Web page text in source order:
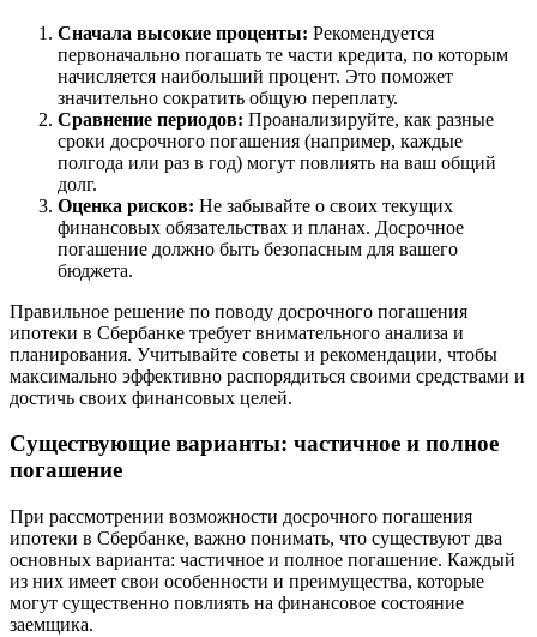
Сначала высокие проценты: Рекомендуется
первоначально погашать те части кредита, по которым
начисляется наибольший процент. Это поможет
значительно сократить общую переплату.
Сравнение периодов: Проанализируйте, как разные
сроки досрочного погашения (например, каждые
полгода или раз в год) могут повлиять на ваш общий
долг.
Оценка рисков: Не забывайте о своих текущих
финансовых обязательствах и планах. Досрочное
погашение должно быть безопасным для вашего
бюджета.
Правильное решение по поводу досрочного погашения
ипотеки в Сбербанке требует внимательного анализа и
планирования. Учитывайте советы и рекомендации, чтобы
максимально эффективно распорядиться своими средствами и
достичь своих финансовых целей.
Существующие варианты: частичное и полное
погашение
При рассмотрении возможности досрочного погашения
ипотеки в Сбербанке, важно понимать, что существуют два
основных варианта: частичное и полное погашение. Каждый
из них имеет свои особенности и преимущества, которые
могут существенно повлиять на финансовое состояние
заемщика.